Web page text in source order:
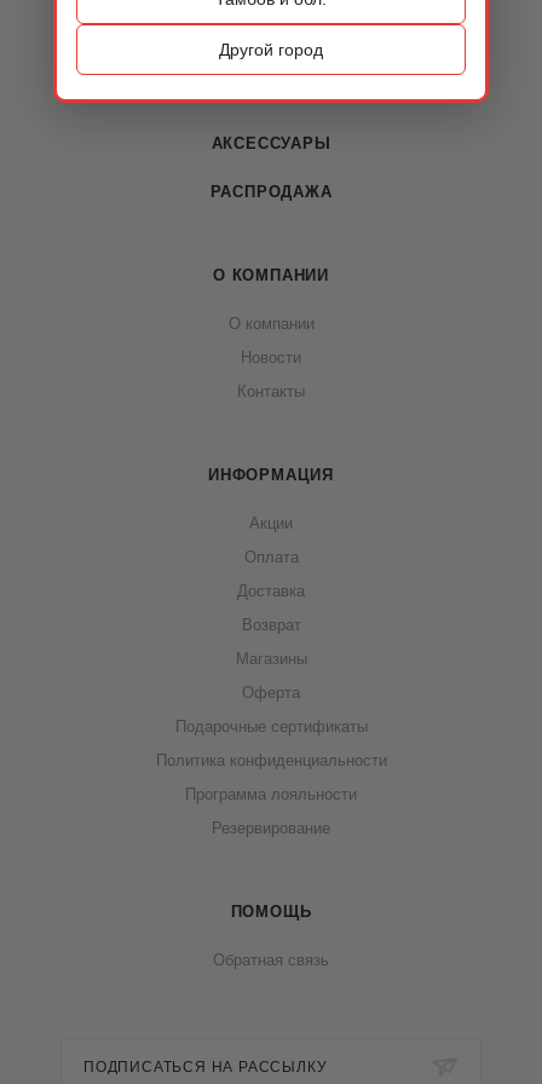
Другой город
ОБУВЬ
СУМКИ
АКСЕССУАРЫ
РАСПРОДАЖА
О КОМПАНИИ
О компании
Новости
Контакты
ИНФОРМАЦИЯ
Акции
Оплата
Доставка
Возврат
Магазины
Оферта
Подарочные сертификаты
Политика конфиденциальности
Программа лояльности
Резервирование
ПОМОЩЬ
Обратная связь
ПОДПИСАТЬСЯ НА РАССЫЛКУ